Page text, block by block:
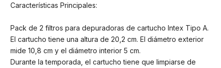
Características Principales:
Pack de 2 filtros para depuradoras de cartucho Intex Tipo A.
El cartucho tiene una altura de 20,2 cm. El diámetro exterior
mide 10,8 cm y el diámetro interior 5 cm.
Durante la temporada, el cartucho tiene que limpiarse de